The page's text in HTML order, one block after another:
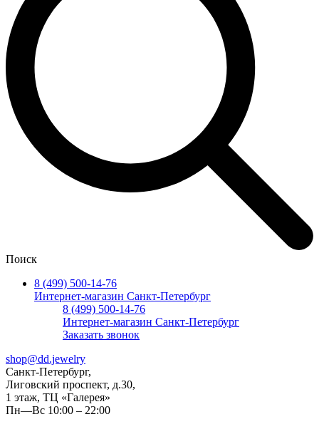
Поиск
8 (499) 500-14-76
Интернет-магазин Санкт-Петербург
8 (499) 500-14-76
Интернет-магазин Санкт-Петербург
Заказать звонок
shop@dd.jewelry
Санкт-Петербург,
Лиговский проспект, д.30,
1 этаж, ТЦ «Галерея»
Пн—Вс 10:00 – 22:00